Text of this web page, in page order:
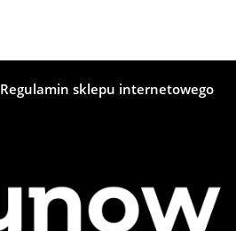
Regulamin sklepu internetowego